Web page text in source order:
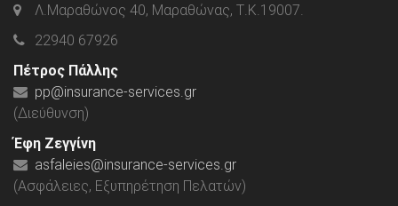
Λ.Μαραθώνος 40, Μαραθώνας, Τ.Κ.19007.
22940 67926
Πέτρος Πάλλης
pp@insurance-services.gr
(Διεύθυνση)
Έφη Ζεγγίνη
asfaleies@insurance-services.gr
(Ασφάλειες, Εξυπηρέτηση Πελατών)